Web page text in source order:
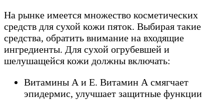
На рынке имеется множество косметических
средств для сухой кожи пяток. Выбирая такие
средства, обратить внимание на входящие
ингредиенты. Для сухой огрубевшей и
шелушащейся кожи должны включать:
Витамины А и Е. Витамин А смягчает
эпидермис, улучшает защитные функции